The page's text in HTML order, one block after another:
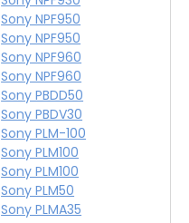
Sony NPF950
Sony NPF950
Sony NPF960
Sony NPF960
Sony PBDD50
Sony PBDV30
Sony PLM-100
Sony PLM100
Sony PLM100
Sony PLM50
Sony PLMA35